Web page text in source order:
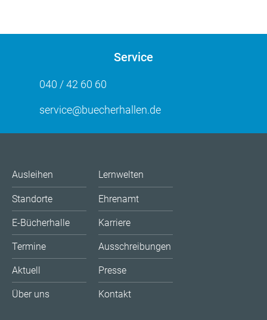
Service
040 / 42 60 60
service@buecherhallen.de
Ausleihen
Standorte
E-Bücherhalle
Termine
Aktuell
Über uns
Lernwelten
Ehrenamt
Karriere
Ausschreibungen
Presse
Kontakt